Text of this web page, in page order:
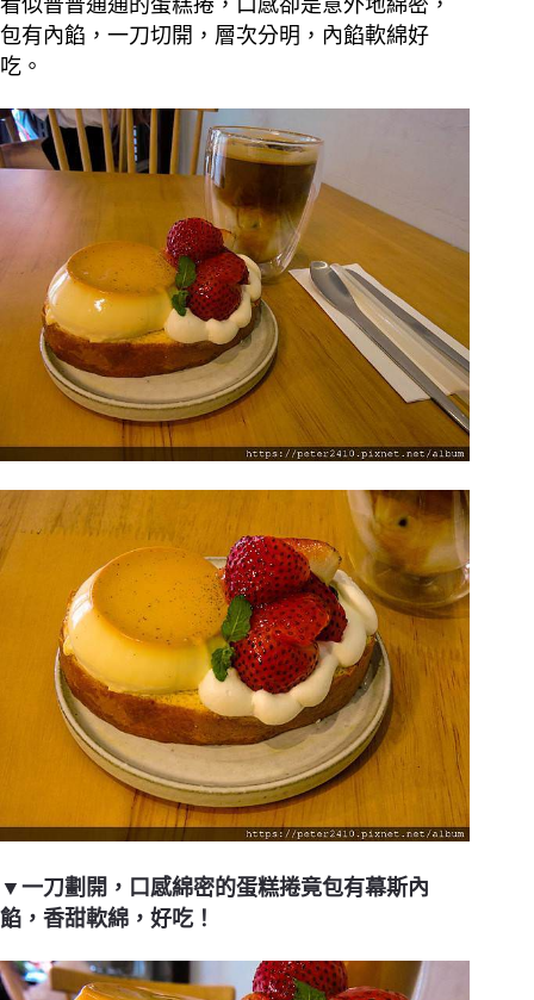
看似普普通通的蛋糕捲，口感卻是意外地綿密，
包有內餡，一刀切開，層次分明，內餡軟綿好
吃。
▼一刀劃開，口感綿密的蛋糕捲竟包有幕斯內
餡，香甜軟綿，好吃！